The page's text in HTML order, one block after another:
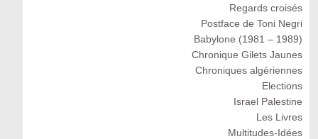
Regards croisés
Postface de Toni Negri
Babylone (1981 – 1989)
Chronique Gilets Jaunes
Chroniques algériennes
Elections
Israel Palestine
Les Livres
Multitudes-Idées